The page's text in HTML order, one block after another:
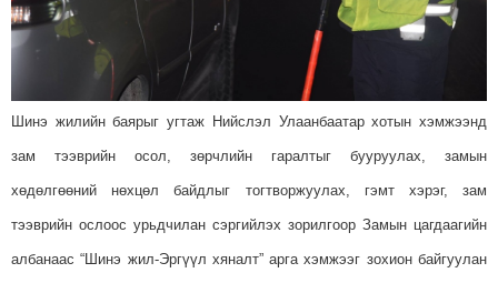
Шинэ жилийн баярыг угтаж Нийслэл Улаанбаатар хотын хэмжээнд
зам тээврийн осол, зөрчлийн гаралтыг бууруулах, замын
хөдөлгөөний нөхцөл байдлыг тогтворжуулах, гэмт хэрэг, зам
тээврийн ослоос урьдчилан сэргийлэх зорилгоор Замын цагдаагийн
албанаас “Шинэ жил-Эргүүл хяналт” арга хэмжээг зохион байгуулан